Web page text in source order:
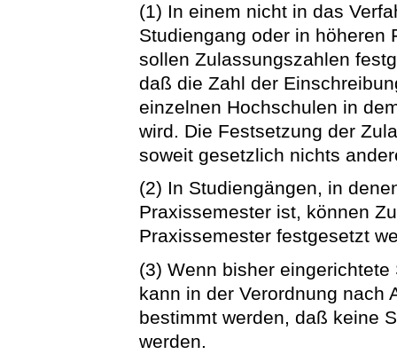
(1) In einem nicht in das
Studiengang oder in höheren
sollen Zulassungszahlen
daß die Zahl der
einzelnen Hochschulen in
wird. Die Festsetzung der
soweit gesetzlich nichts
(2) In Studiengängen, in
Praxissemester ist, können
Praxissemester festgesetzt
(3) Wenn bisher
kann in der Verordnung nach
bestimmt werden, daß keine
werden.